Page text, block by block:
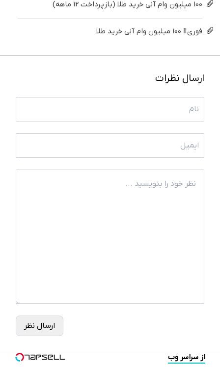
100 میلیون وام آنی خرید طلا (بازپرداخت 12 ماهه)
فوری‼️ 100 میلیون وام آنی خرید طلا
ارسال نظرات
ارسال نظر
از سراسر وب